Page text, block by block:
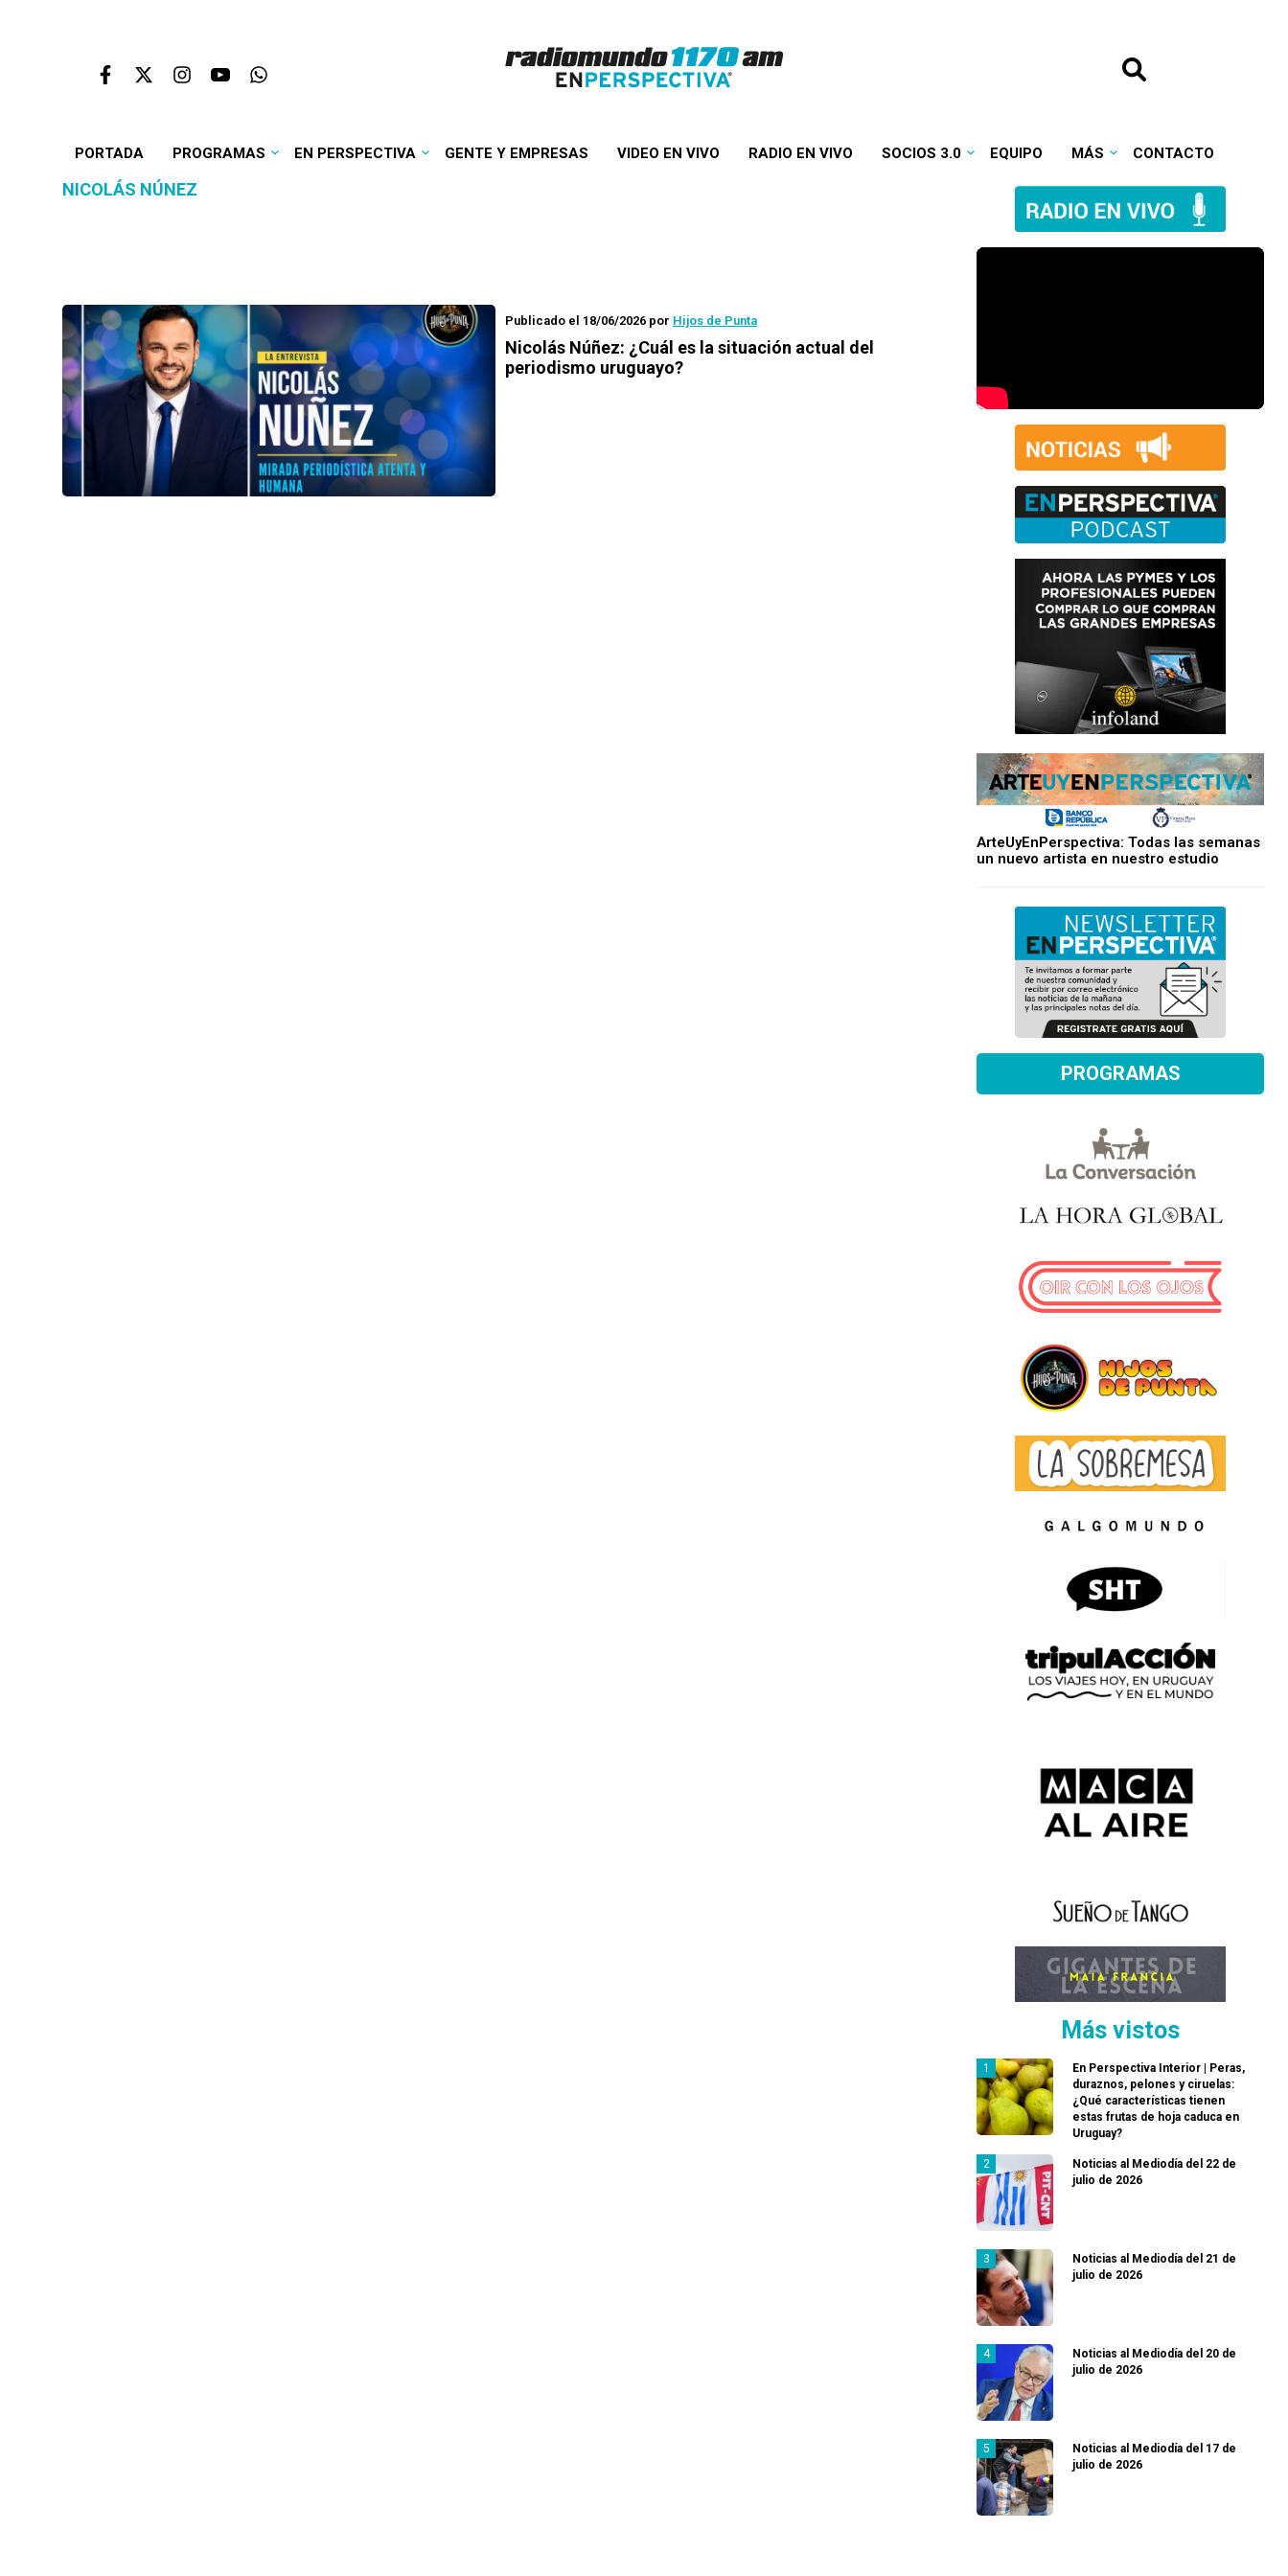
PORTADA PROGRAMAS EN PERSPECTIVA GENTE Y EMPRESAS VIDEO EN VIVO RADIO EN VIVO SOCIOS 3.0 EQUIPO MÁS CONTACTO
NICOLÁS NÚNEZ
Publicado el 18/06/2026 por Hijos de Punta
Nicolás Núñez: ¿Cuál es la situación actual del
periodismo uruguayo?
ArteUyEnPerspectiva: Todas las semanas
un nuevo artista en nuestro estudio
PROGRAMAS
Más vistos
En Perspectiva Interior | Peras,
duraznos, pelones y ciruelas:
¿Qué características tienen
estas frutas de hoja caduca en
Uruguay?
Noticias al Mediodía del 22 de
julio de 2026
Noticias al Mediodía del 21 de
julio de 2026
Noticias al Mediodía del 20 de
julio de 2026
Noticias al Mediodía del 17 de
julio de 2026